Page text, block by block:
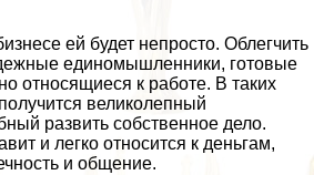
ей будет непросто. Облегчить
единомышленники, готовые
относящиеся к работе. В таких
великолепный
развить собственное дело.
и легко относится к деньгам,
и общение.